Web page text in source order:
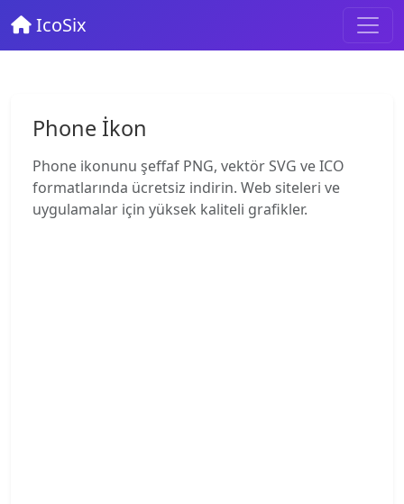
IcoSix
Phone İkon
Phone ikonunu şeffaf PNG, vektör SVG ve ICO
formatlarında ücretsiz indirin. Web siteleri ve
uygulamalar için yüksek kaliteli grafikler.